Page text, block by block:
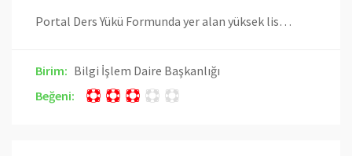
Portal Ders Yükü Formunda yer alan yüksek lisans ve doktora danışmanlıklarınız, Öğrenci İşleri Daire Başkanlığı (ÖİDB) otomasyon sisteminden otomatik olarak alınmaktadır. Danışmanlığını yürttüğünüz öğrencilerin listesini, ÖİDB otomasyon sistemi Öğretim Üyesi Servisinden görebilirsiniz. Resmi olarak danışmanlığa atandığınızda, öğrencinizin bağlı bulunduğu enstitü, ÖİDB otomasyon sisteminde bu değişiklikleri/atamaları yapmaktadır. Otomasyon sisteminde öğrencinizi göremiyorsanız, biriminiz öğrenci işleri ve öğrencinin bağlı bulunduğu enstitü ile iletişime geçerek bu sisteme işlenmesini sağlamanız gerekmektedir. Süreden sayılmayan izin alan öğrenciler ve ilgili dönemde kayıt yaptırmayan öğrenciler, Ders Yükü Formunda görülmez. Öğrencilerinizden tez aşamasında olan varsa (ilgili dönemde açılan tez çalışmasına kaydetmeniz durumunda), bu öğrenciler için Yüksek Lisans Uzmanlık Alan Dersi (3-0-0) ve/veya Doktora Uzmanlık Alan Dersi (4-0-0) otomatik olarak ders yükü formunda görülecektir. Forma bu ders(ler) yoksa: fiili olarak tez aşamasında olan öğrenciniz Tez Çalışması dersine kayıt olmamış olabilir fiili olarak tez aşamasında olan öğrenciniz izin almış veya o dönem için kayıt yaptırmamış olabilir fiili olarak tez aşamasında olan öğrenciniz otomasyon sisteminde sizin danışmanlığınızda görünmemektedir Bu duruma neden olan sorun çözüldükten sonra, Ders Yükü Formu'nda yer alan Güncelle düğmesine basıldığında, veriler otomatik olarak ÖİDB sisteminden alınacak ve koşullar sağlanıyorsa Uzmanlık Alan Dersleri oluşturulacaktır.
Birim: Bilgi İşlem Daire Başkanlığı
Beğeni: